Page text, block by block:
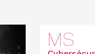
MS